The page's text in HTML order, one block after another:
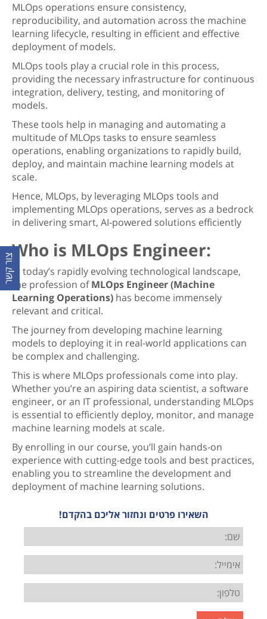
MLOps operations ensure consistency,
reproducibility, and automation across the machine
learning lifecycle, resulting in efficient and effective
deployment of models.
MLOps tools play a crucial role in this process,
providing the necessary infrastructure for continuous
integration, delivery, testing, and monitoring of
models.
These tools help in managing and automating a
multitude of MLOps tasks to ensure seamless
operations, enabling organizations to rapidly build,
deploy, and maintain machine learning models at
scale.
Hence, MLOps, by leveraging MLOps tools and
implementing MLOps operations, serves as a bedrock
in delivering smart, AI-powered solutions efficiently
Who is MLOps Engineer:
In today’s rapidly evolving technological landscape,
the profession ofMLOps Engineer(Machine
Learning Operations) has become immensely
relevant and critical.
The journey from developing machine learning
models to deploying it in real-world applications can
be complex and challenging.
This is where MLOps professionals come into play.
Whether you’re an aspiring data scientist, a software
engineer, or an IT professional, understanding MLOps
is essential to efficiently deploy, monitor, and manage
machine learning models at scale.
By enrolling in our course, you’ll gain hands-on
experience with cutting-edge tools and best practices,
enabling you to streamline the development and
deployment of machine learning solutions.
השאירו פרטים ונחזור אליכם בהקדם!